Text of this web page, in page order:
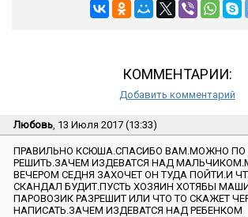
КОММЕНТАРИИ:
Добавить комментарий
Любовь , 13 Июля 2017 (13:33)
ПРАВИЛЬНО КСЮША.СПАСИБО ВАМ.МОЖНО ПО
РЕШИТЬ.ЗАЧЕМ ИЗДЕВАТСЯ НАД
ВЕЧЕРОМ СЕДНЯ ЗАХОЧЕТ ОН ТУДА ПОЙТИ.И
СКАНДАЛ БУДИТ.ПУСТЬ ХОЗЯИН ХОТЯБЫ
ПАРОВОЗИК РАЗРЕШИТ ИЛИ ЧТО ТО СКАЖЕТ
НАПИСАТЬ.ЗАЧЕМ ИЗДЕВАТСЯ НАД РЕБЕНКОМ